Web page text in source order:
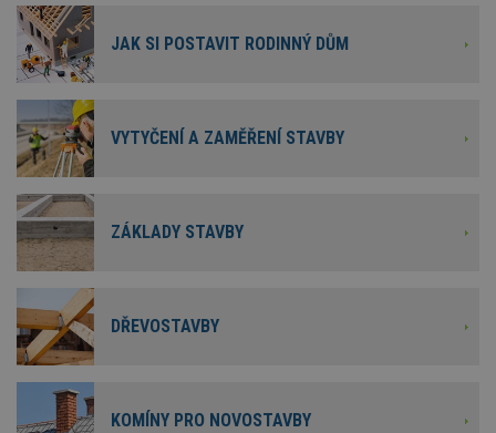
JAK SI POSTAVIT RODINNÝ DŮM
VYTYČENÍ A ZAMĚŘENÍ STAVBY
ZÁKLADY STAVBY
DŘEVOSTAVBY
KOMÍNY PRO NOVOSTAVBY